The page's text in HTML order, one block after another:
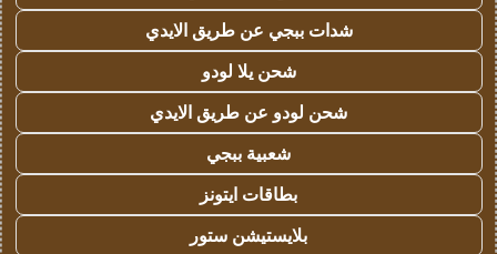
شدات ببجي عن طريق الايدي
شحن يلا لودو
شحن لودو عن طريق الايدي
شعبية ببجي
بطاقات ايتونز
بلايستيشن ستور